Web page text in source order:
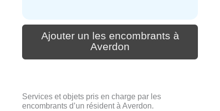
Ajouter un les encombrants à
Averdon
Services et objets pris en charge par les
encombrants d’un résident à Averdon.